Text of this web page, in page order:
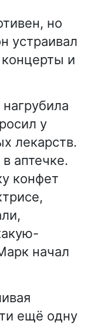
но
устраивал
и
у
лекарств.
аптечке.
конфет
начал
ещё одну